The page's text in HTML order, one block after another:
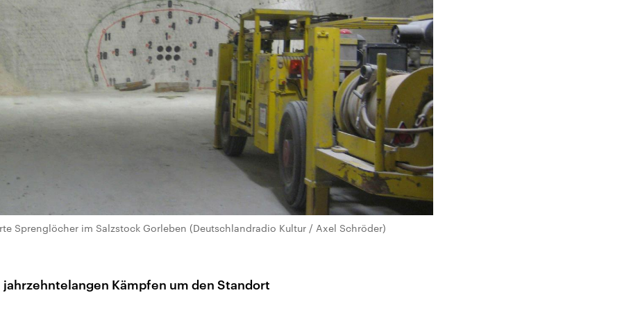
Sprenglöcher im Salzstock Gorleben (Deutschlandradio Kultur / Axel Schröder)
Kämpfen um den Standort